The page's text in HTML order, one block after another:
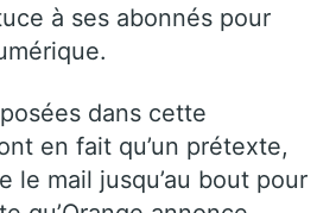
à ses abonnés pour
dans cette
en fait qu’un prétexte,
le mail jusqu’au bout pour